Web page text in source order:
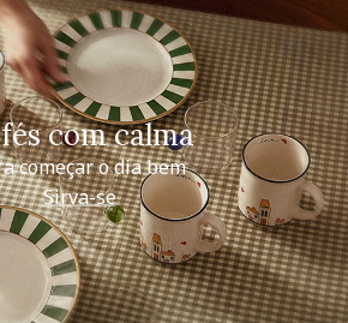
com calma
começar o dia bem
Sirva-se